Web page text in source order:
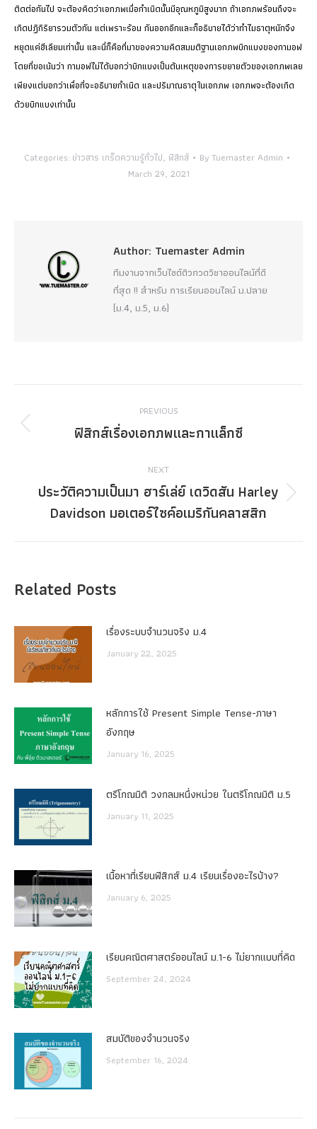
ติดต่อกันไป จะต้องคิดว่าเอกภพเมื่อกำเนิดนั้นมีอุณหภูมิสูงมาก ถ้าเอกภพร้อนถึงจะ
เกิดปฏิกิริยารวมตัวกัน แต่เพราะร้อน กันออกอีกและก็อธิบายได้ว่าทำไมธาตุหนักจึง
หยุดแค่ฮีเลียมเท่านั้น และนี่ก็คือที่มาของความคิดสมมติฐานเอกภพบิกแบงของกามอฟ
โดยที่ขอเน้นว่า กามอฟไม่ได้บอกว่าบิกแบงเป็นต้นเหตุของการขยายตัวของเอกภพเลย
เพียงแต่บอกว่าเพื่อที่จะอธิบายกำเนิด และปริมาณธาตุในเอกภพ เอกภพจะต้องเกิด
ด้วยบิกแบงเท่านั้น
Categories: ข่าวสาร เกร็ดความรู้ทั่วไป, ฟิสิกส์ ByTuemaster Admin
March 29, 2021
Author: Tuemaster Admin
ทีมงานจากเว็บไซต์ติวกวดวิชาออนไลน์ที่ดี
ที่สุด !! สำหรับ การเรียนออนไลน์ ม.ปลาย
(ม.4, ม.5, ม.6)
navigation
PREVIOUS
Previous
ฟิสิกส์เรื่องเอกภพและกาแล็กซี
NEXT
Next
post:
ประวัติความเป็นมา ฮาร์เล่ย์ เดวิดสัน Harley
Davidson มอเตอร์ไซค์อเมริกันคลาสสิก
Related Posts
เรื่องระบบจํานวนจริง ม.4
January 22, 2025
หลักการใช้ Present Simple Tense-ภาษา
อังกฤษ
January 16, 2025
ตรีโกณมิติ วงกลมหนึ่งหน่วย ในตรีโกณมิติ ม.5
January 11, 2025
เนื้อหาที่เรียนฟิสิกส์ ม.4 เรียนเรื่องอะไรบ้าง?
January 6, 2025
เรียนคณิตศาสตร์ออนไลน์ ม.1-6 ไม่ยากแบบที่คิด
September 24, 2024
สมบัติของจำนวนจริง
September 16, 2024